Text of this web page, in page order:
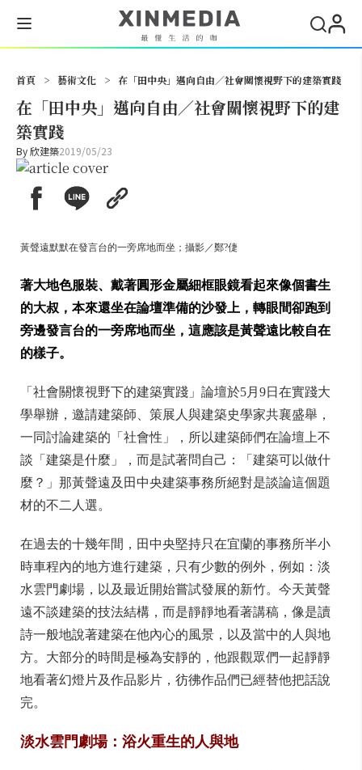
首頁 > 藝術文化 > 在「田中央」邁向自由／社會關懷視野下的建築實踐
在「田中央」邁向自由／社會關懷視野下的建
築實踐
By欣建築2019/05/23
黃聲遠默默在發言台的一旁席地而坐；攝影／鄭?倢
著大地色服裝、戴著圓形金屬細框眼鏡看起來像個書生
的大叔，本來還坐在論壇準備的沙發上，轉眼間卻跑到
旁邊發言台的一旁席地而坐，這應該是黃聲遠比較自在
的樣子。
「社會關懷視野下的建築實踐」論壇於5月9日在實踐大
學舉辦，邀請建築師、策展人與建築史學家共襄盛舉，
一同討論建築的「社會性」，所以建築師們在論壇上不
談「建築是什麼」，而是試著問自己：「建築可以做什
麼？」那黃聲遠及田中央建築事務所絕對是談論這個題
材的不二人選。
在過去的十幾年間，田中央堅持只在宜蘭的事務所半小
時車程內的地方進行建築，只有少數的例外，例如：淡
水雲門劇場，以及最近開始嘗試發展的新竹。今天黃聲
遠不談建築的技法結構，而是靜靜地看著講稿，像是讀
詩一般地說著建築在他內心的風景，以及當中的人與地
方。大部分的時間是極為安靜的，他跟觀眾們一起靜靜
地看著幻燈片及作品影片，彷彿作品們已經替他把話說
完。
淡水雲門劇場：浴火重生的人與地